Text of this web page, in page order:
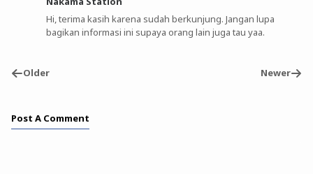
Hi, terima kasih karena sudah berkunjung. Jangan lupa
bagikan informasi ini supaya orang lain juga tau yaa.
Older Newer
Post A Comment